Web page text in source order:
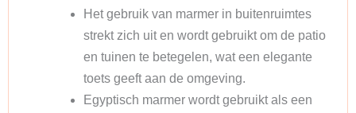
Het gebruik van marmer in buitenruimtes
strekt zich uit en wordt gebruikt om de patio
en tuinen te betegelen, wat een elegante
toets geeft aan de omgeving.
Egyptisch marmer wordt gebruikt als een